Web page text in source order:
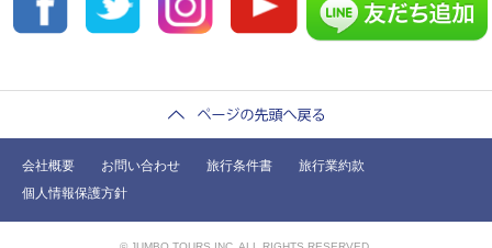
会社概要 お問い合わせ 旅行条件書
旅行業約款
個人情報保護方針